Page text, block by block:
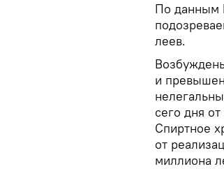
По данным
леев.
и
сего дня
Спиртное
от
миллиона